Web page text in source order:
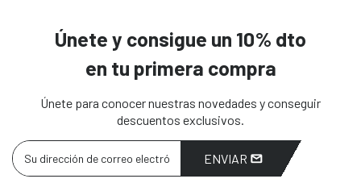
Únete y consigue un 10% dto
en tu primera compra
Únete para conocer nuestras novedades y conseguir
descuentos exclusivos.
ENVIAR